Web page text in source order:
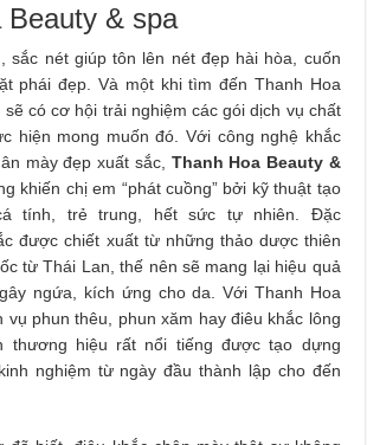
Beauty & spa
sắc nét giúp tôn lên nét đẹp hài hòa, cuốn
phái đẹp. Và một khi tìm đến Thanh Hoa
sẽ có cơ hội trải nghiệm các gói dịch vụ chất
hiện mong muốn đó. Với công nghệ khắc
mày đẹp xuất sắc, Thanh Hoa Beauty &
khiến chị em “phát cuồng” bởi kỹ thuật tạo
tính, trẻ trung, hết sức tự nhiên. Đặc
được chiết xuất từ những thảo dược thiên
từ Thái Lan, thế nên sẽ mang lại hiệu quả
ngứa, kích ứng cho da. Với Thanh Hoa
vụ phun thêu, phun xăm hay điêu khắc lông
thương hiệu rất nổi tiếng được tạo dựng
nghiệm từ ngày đầu thành lập cho đến